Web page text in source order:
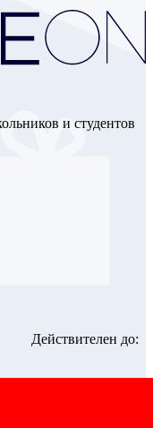
и студентов
Действителен до: